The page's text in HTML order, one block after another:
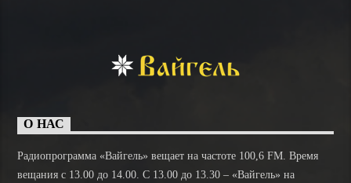
О НАС
Радиопрограмма «Вайгель» вещает на частоте 100,6 FM. Время
вещания с 13.00 до 14.00. C 13.00 до 13.30 – «Вайгель» на